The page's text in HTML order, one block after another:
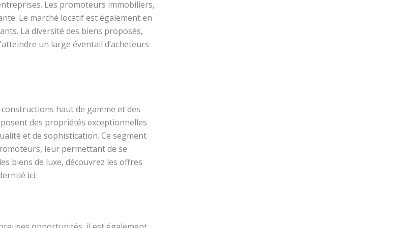
Les promoteurs immobiliers,
Le marché locatif est également en
La diversité des biens proposés,
un large éventail d’acheteurs
haut de gamme et des
des propriétés exceptionnelles
et de sophistication. Ce segment
leur permettant de se
biens de luxe, découvrez les offres
ici.